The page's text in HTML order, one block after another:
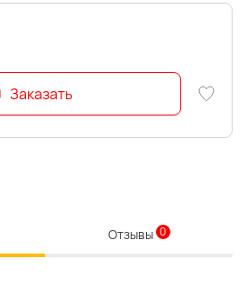
Заказать
Отзывы 0